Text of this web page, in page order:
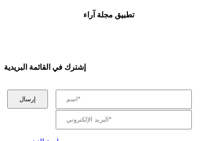
تطبيق مجلة آراء
إشترك في القائمة البريدية